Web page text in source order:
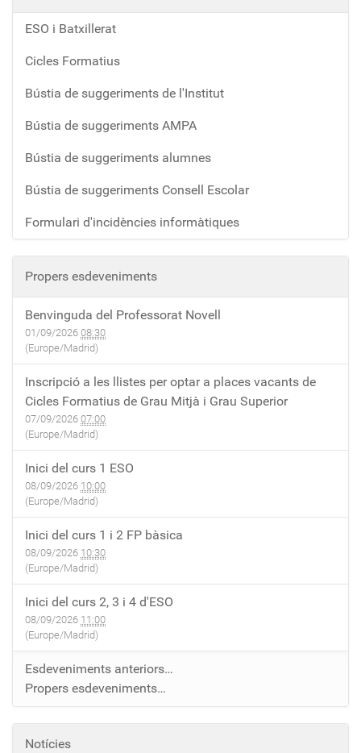
ESO i Batxillerat
Cicles Formatius
Bústia de suggeriments de l'Institut
Bústia de suggeriments AMPA
Bústia de suggeriments alumnes
Bústia de suggeriments Consell Escolar
Formulari d'incidències informàtiques
Propers esdeveniments
Benvinguda del Professorat Novell
01/09/2026 08:30
(Europe/Madrid)
Inscripció a les llistes per optar a places vacants de
Cicles Formatius de Grau Mitjà i Grau Superior
07/09/2026 07:00
(Europe/Madrid)
Inici del curs 1 ESO
08/09/2026 10:00
(Europe/Madrid)
Inici del curs 1 i 2 FP bàsica
08/09/2026 10:30
(Europe/Madrid)
Inici del curs 2, 3 i 4 d'ESO
08/09/2026 11:00
(Europe/Madrid)
Esdeveniments anteriors…
Propers esdeveniments…
Notícies